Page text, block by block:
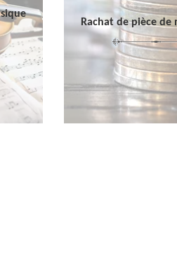
Rachat de pièce de